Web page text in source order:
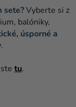
sete?Vyberte si z
balóniky,
úsporné a
.
tu.